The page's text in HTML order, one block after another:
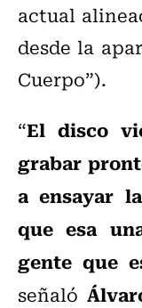
actual
desde la
Cuerpo”).
“El disco
grabar
a ensayar
que esa
gente que
señaló